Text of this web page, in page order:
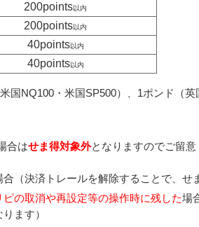
200points以内
200points以内
40points以内
40points以内
国NQ100・米国SP500）、1ポンド（英
合はせま得対象外となりますのでご留
合（決済トレールを解除することで、せ
ピの取消や再設定等の操作時に残した場
ます）